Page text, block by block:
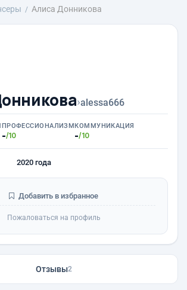
Алиса Донникова
›alessa666
ПРОФЕССИОНАЛИЗМ
-/10
КОММУНИКАЦИЯ
-/10
2020 года
Добавить в избранное
Пожаловаться на профиль
Отзывы2